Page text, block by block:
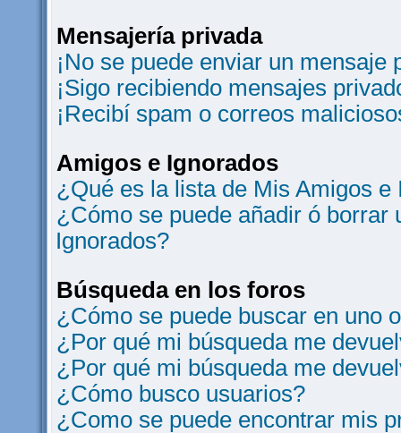
Mensajería privada
¡No se puede enviar un mensaje
¡Sigo recibiendo mensajes
¡Recibí spam o correos
Amigos e Ignorados
¿Qué es la lista de Mis Amigos e
¿Cómo se puede añadir ó borrar
Ignorados?
Búsqueda en los foros
¿Cómo se puede buscar en uno
¿Por qué mi búsqueda me
¿Por qué mi búsqueda me
¿Cómo busco usuarios?
¿Como se puede encontrar mis